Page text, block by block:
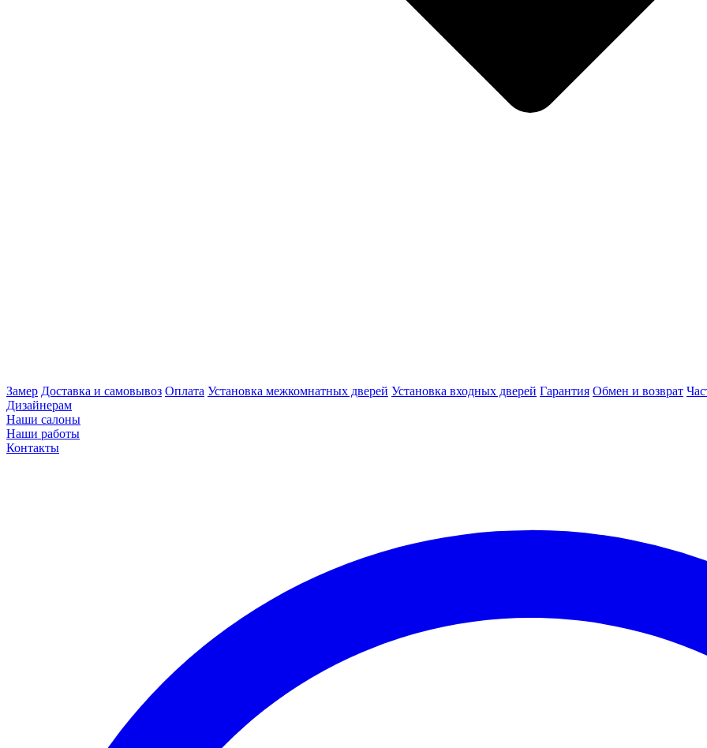
Замер Доставка и самовывоз Оплата Установка межкомнатных дверей Установка входных дверей Гарантия Обмен и возврат
Дизайнерам
Наши салоны
Наши работы
Контакты